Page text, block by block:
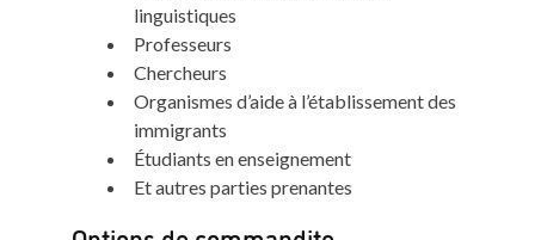
linguistiques
Professeurs
Chercheurs
Organismes d’aide à l’établissement des
immigrants
Étudiants en enseignement
Et autres parties prenantes